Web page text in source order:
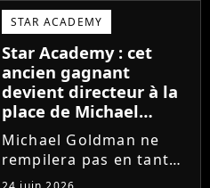
de 25 ans dévoile un
premier EP énergique et
très prometteur
nommé...
STAR ACADEMY
Star Academy : cet
ancien gagnant
devient directeur à la
place de Michael
Goldman ? Il donne
enfin sa réponse
Michael Goldman ne
rempilera pas en tant
que directeur de la